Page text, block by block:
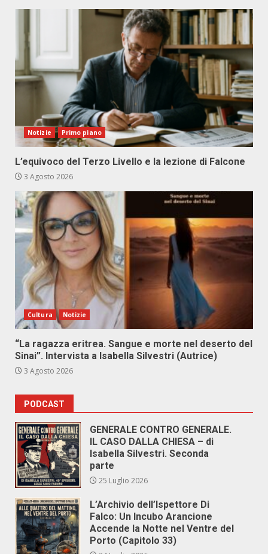
Notizie Primo piano
L’equivoco del Terzo Livello e la lezione di Falcone
3 Agosto 2026
Cultura Notizie
“La ragazza eritrea. Sangue e morte nel deserto del
Sinai”. Intervista a Isabella Silvestri (Autrice)
3 Agosto 2026
PODCAST
GENERALE CONTRO GENERALE.
IL CASO DALLA CHIESA – di
Isabella Silvestri. Seconda
parte
25 Luglio 2026
L’Archivio dell’Ispettore Di
Falco: Un Incubo Arancione
Accende la Notte nel Ventre del
Porto (Capitolo 33)